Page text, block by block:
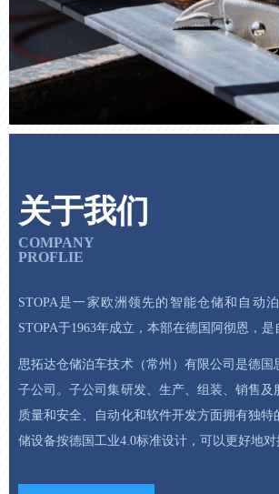
STOPA是一家欧洲领先的智能仓储和自动
STOPA于1963年成立，本部在德国阿彻恩，是
思拓达仓储泊车技术（常州）有限公司是德国
子公司。子公司集研发、生产、组装、销售及
质量和安全、自动化和软件开发方面拥有独特
储设备按德国工业4.0标准设计，可以更好地对
关于我们
COMPANY
PROFLIE